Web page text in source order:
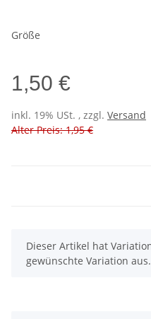
Größe
1,50 €
inkl. 19% USt. , zzgl. Versand
Alter Preis: 1,95 €
x
Dieser Artikel hat
gewünschte Variation aus.